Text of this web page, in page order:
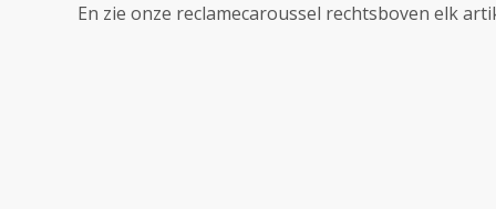
En zie onze reclamecaroussel rechtsboven elk